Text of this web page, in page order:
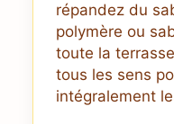
répandez du
polymère ou
toute la
tous les sens
intégralement